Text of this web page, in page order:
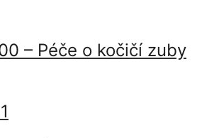
– Péče o kočičí zuby